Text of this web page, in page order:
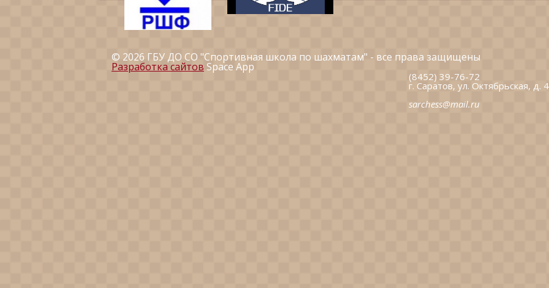
© 2026 ГБУ ДО СО "Спортивная школа по шахматам" - все права защищены
Разработка сайтов Space App
(8452) 39-76-72
г. Саратов, ул. Октябрьская, д.
sarchess@mail.ru